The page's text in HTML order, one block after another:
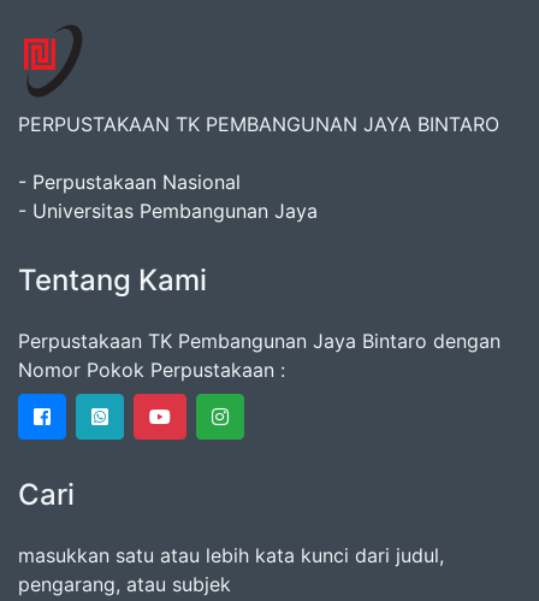
PERPUSTAKAAN TK PEMBANGUNAN JAYA BINTARO
- Perpustakaan Nasional
- Universitas Pembangunan Jaya
Tentang Kami
Perpustakaan TK Pembangunan Jaya Bintaro dengan
Nomor Pokok Perpustakaan :
Cari
masukkan satu atau lebih kata kunci dari judul,
pengarang, atau subjek